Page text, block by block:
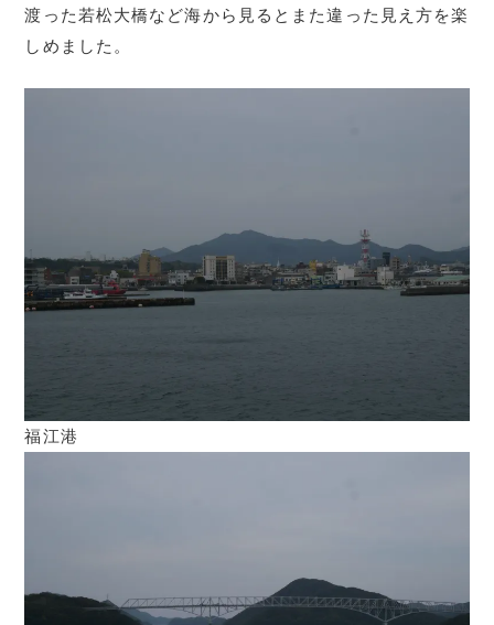
渡った若松大橋など海から見るとまた違った見え方を楽
しめました。
福江港